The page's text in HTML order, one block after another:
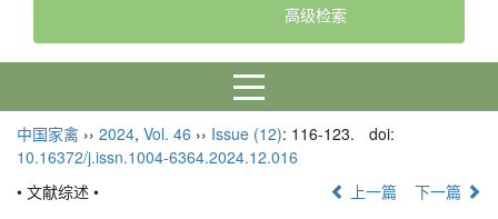
中国家禽 ›› 2024, Vol. 46 ›› Issue (12): 116-123.
doi:
10.16372/j.issn.1004-6364.2024.12.016
• 文献综述 •
上一篇 下一篇